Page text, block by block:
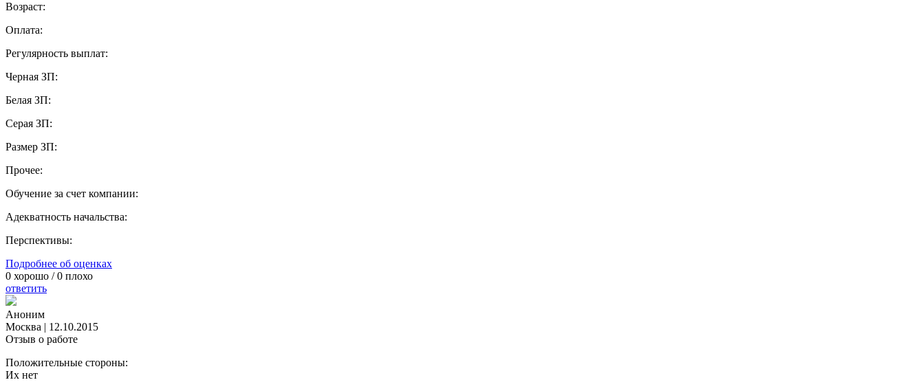
Возраст:
Оплата:
Регулярность выплат:
Черная ЗП:
Белая ЗП:
Серая ЗП:
Размер ЗП:
Прочее:
Обучение за счет компании:
Адекватность начальства:
Перспективы:
Подробнее об оценках
0 хорошо /0 плохо
ответить
Аноним
Москва | 12.10.2015
Отзыв о работе
Положительные стороны:
Их нет